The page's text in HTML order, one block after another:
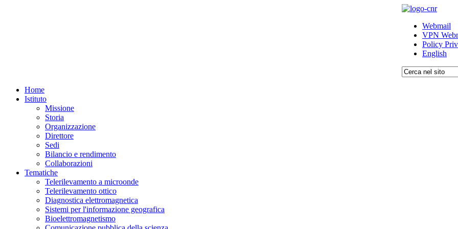
Webmail
VPN
Policy
English
Home
Istituto
Missione
Storia
Organizzazione
Direttore
Sedi
Bilancio e rendimento
Collaborazioni
Tematiche
Telerilevamento a microonde
Telerilevamento ottico
Diagnostica elettromagnetica
Sistemi per l'informazione geografica
Bioelettromagnetismo